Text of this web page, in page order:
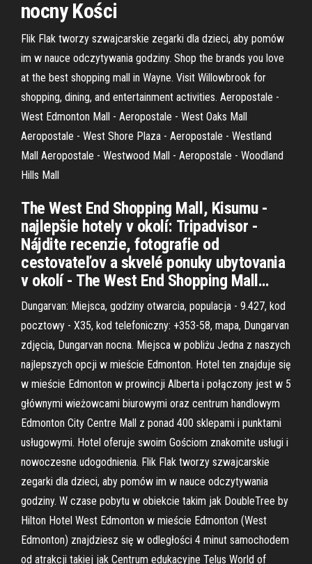
nocny Kości
Flik Flak tworzy szwajcarskie zegarki dla dzieci, aby pomów
im w nauce odczytywania godziny. Shop the brands you love
at the best shopping mall in Wayne. Visit Willowbrook for
shopping, dining, and entertainment activities. Aeropostale -
West Edmonton Mall - Aeropostale - West Oaks Mall
Aeropostale - West Shore Plaza - Aeropostale - Westland
Mall Aeropostale - Westwood Mall - Aeropostale - Woodland
Hills Mall
The West End Shopping Mall, Kisumu -
najlepšie hotely v okolí: Tripadvisor -
Nájdite recenzie, fotografie od
cestovateľov a skvelé ponuky ubytovania
v okolí - The West End Shopping Mall…
Dungarvan: Miejsca, godziny otwarcia, populacja - 9.427, kod
pocztowy - X35, kod telefoniczny: +353-58, mapa, Dungarvan
zdjęcia, Dungarvan nocna. Miejsca w pobliżu Jedna z naszych
najlepszych opcji w mieście Edmonton. Hotel ten znajduje się
w mieście Edmonton w prowincji Alberta i połączony jest w 5
głównymi wieżowcami biurowymi oraz centrum handlowym
Edmonton City Centre Mall z ponad 400 sklepami i punktami
usługowymi. Hotel oferuje swoim Gościom znakomite usługi i
nowoczesne udogodnienia. Flik Flak tworzy szwajcarskie
zegarki dla dzieci, aby pomów im w nauce odczytywania
godziny. W czase pobytu w obiekcie takim jak DoubleTree by
Hilton Hotel West Edmonton w mieście Edmonton (West
Edmonton) znajdziesz się w odległości 4 minut samochodem
od atrakcji takiej jak Centrum edukacyjne Telus World of